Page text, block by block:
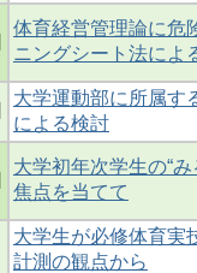
体育経営管理論に危
ニングシート法によ
大学運動部に所属す
による検討
大学初年次学生の“
焦点を当てて
大学生が必修体育実
計測の観点から